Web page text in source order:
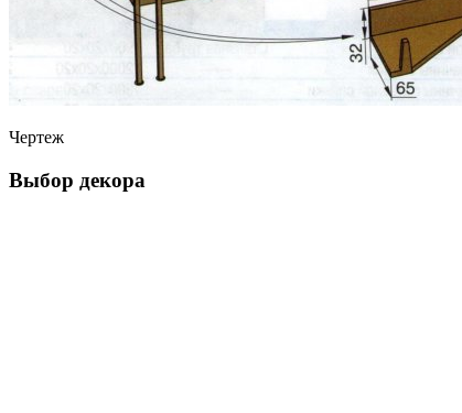
Чертеж
Выбор декора